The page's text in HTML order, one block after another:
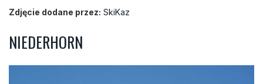
Zdjęcie dodane przez: SkiKaz
NIEDERHORN